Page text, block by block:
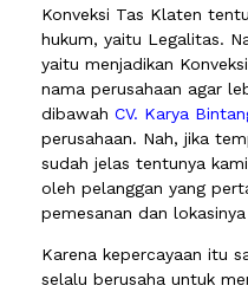
Konveksi Tas Klaten
hukum, yaitu Legalitas.
yaitu menjadikan
nama perusahaan agar
dibawah CV. Karya
perusahaan. Nah, jika
sudah jelas tentunya
oleh pelanggan yang
pemesanan dan lokasinya
Karena kepercayaan itu
selalu berusaha untuk